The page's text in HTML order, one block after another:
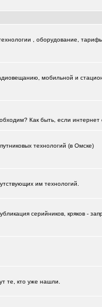
, оборудование,
мобильной и
Как быть, если
технологий (в Омске)
им технологий.
серийников, кряков -
те, кто уже нашли.